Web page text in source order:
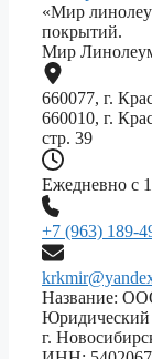
«Мир
покрытий.
Мир
660077, г.
660010, г.
стр. 39
Ежедневно с
+7 (963) 189-
Название:
Юридический
г.